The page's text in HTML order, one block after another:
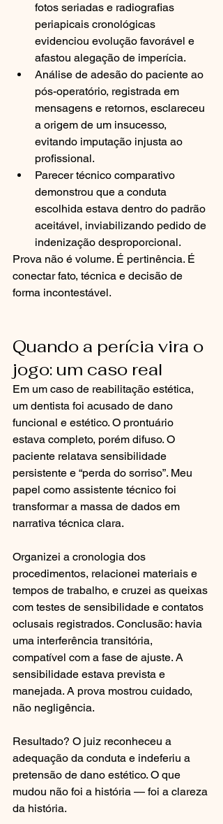
fotos seriadas e radiografias
periapicais cronológicas
evidenciou evolução favorável e
afastou alegação de imperícia.
Análise de adesão do paciente ao
pós-operatório, registrada em
mensagens e retornos, esclareceu
a origem de um insucesso,
evitando imputação injusta ao
profissional.
Parecer técnico comparativo
demonstrou que a conduta
escolhida estava dentro do padrão
aceitável, inviabilizando pedido de
indenização desproporcional.
Prova não é volume. É pertinência. É
conectar fato, técnica e decisão de
forma incontestável.
Quando a perícia vira o
jogo: um caso real
Em um caso de reabilitação estética,
um dentista foi acusado de dano
funcional e estético. O prontuário
estava completo, porém difuso. O
paciente relatava sensibilidade
persistente e “perda do sorriso”. Meu
papel como assistente técnico foi
transformar a massa de dados em
narrativa técnica clara.
Organizei a cronologia dos
procedimentos, relacionei materiais e
tempos de trabalho, e cruzei as queixas
com testes de sensibilidade e contatos
oclusais registrados. Conclusão: havia
uma interferência transitória,
compatível com a fase de ajuste. A
sensibilidade estava prevista e
manejada. A prova mostrou cuidado,
não negligência.
Resultado? O juiz reconheceu a
adequação da conduta e indeferiu a
pretensão de dano estético. O que
mudou não foi a história — foi a clareza
da história.